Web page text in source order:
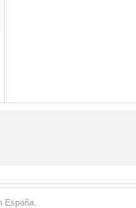
España.